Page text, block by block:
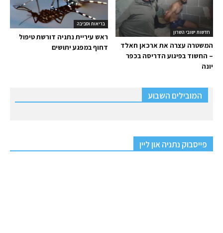
בריאות וסביבה
ראש עיריית נתניה דורשת טיפול
דחוף במפגע יתושים
חדשות ישובי השרון
המשטרה עצרה את ארכאן חאלד
– החשוד בפיגוע הדריסה בכפר
יונה
המובילים השבוע
פייסבוק נתניה און ליין